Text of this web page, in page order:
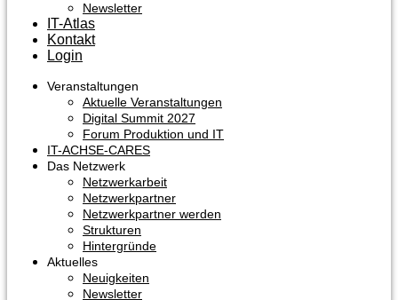
Newsletter
IT-Atlas
Kontakt
Login
Veranstaltungen
Aktuelle Veranstaltungen
Digital Summit 2027
Forum Produktion und IT
IT-ACHSE-CARES
Das Netzwerk
Netzwerkarbeit
Netzwerkpartner
Netzwerkpartner werden
Strukturen
Hintergründe
Aktuelles
Neuigkeiten
Newsletter